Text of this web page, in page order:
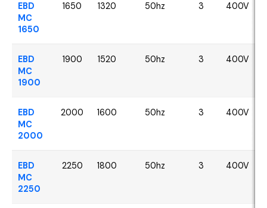
EBD
MC
1650
1650 1320 50hz 3 400V
EBD
MC
1900
1900 1520 50hz 3 400V
EBD
MC
2000
2000 1600 50hz 3 400V
EBD
MC
2250
2250 1800 50hz 3 400V